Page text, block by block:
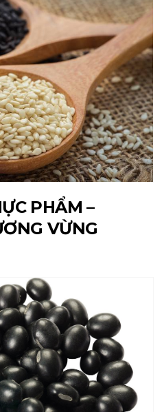
PHẨM –
VỪNG